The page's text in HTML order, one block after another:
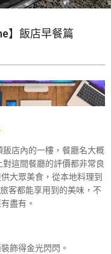
】飯店早餐篇
店內的一樓，餐廳名大概
這間餐廳的評價都非常良
大眾美食，從本地料理到
客都能享用到的美味，不
盡有。
飾得金光閃閃。